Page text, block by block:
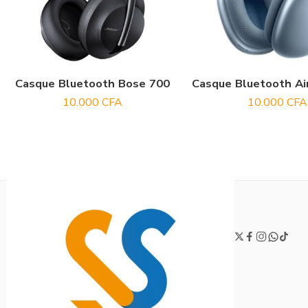
Casque Bluetooth Bose 700
10.000 CFA
Casque Bluetooth
10.000 CFA